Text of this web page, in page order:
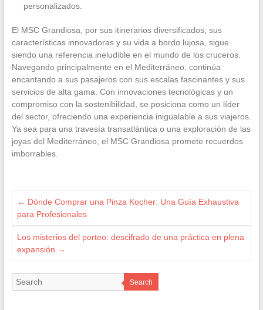
personalizados.
El MSC Grandiosa, por sus itinerarios diversificados, sus
características innovadoras y su vida a bordo lujosa, sigue
siendo una referencia ineludible en el mundo de los cruceros.
Navegando principalmente en el Mediterráneo, continúa
encantando a sus pasajeros con sus escalas fascinantes y sus
servicios de alta gama. Con innovaciones tecnológicas y un
compromiso con la sostenibilidad, se posiciona como un líder
del sector, ofreciendo una experiencia inigualable a sus viajeros.
Ya sea para una travesía transatlántica o una exploración de las
joyas del Mediterráneo, el MSC Grandiosa promete recuerdos
imborrables.
← Dónde Comprar una Pinza Kocher: Una Guía Exhaustiva
para Profesionales
Los misterios del porteo: descifrado de una práctica en plena
expansión →
Search